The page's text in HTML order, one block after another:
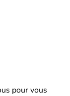
pour vous